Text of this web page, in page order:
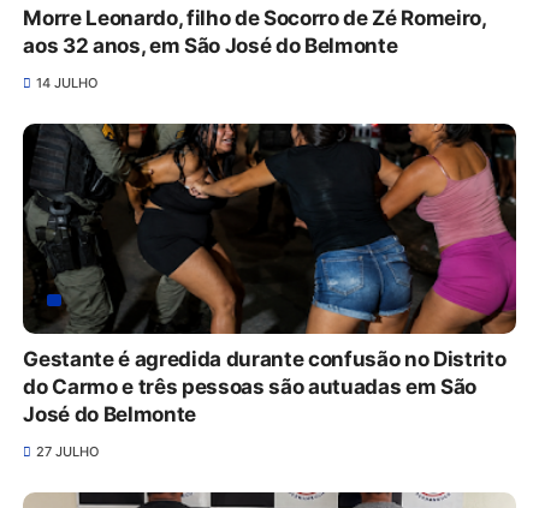
Morre Leonardo, filho de Socorro de Zé Romeiro,
aos 32 anos, em São José do Belmonte
14 JULHO
Gestante é agredida durante confusão no Distrito
do Carmo e três pessoas são autuadas em São
José do Belmonte
27 JULHO